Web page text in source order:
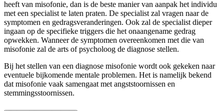
heeft van misofonie, dan is de beste manier van aanpak het individu
met een specialist te laten praten. De specialist zal vragen naar de
symptomen en gedragsveranderingen. Ook zal de specialist dieper
ingaan op de specifieke triggers die het onaangename gedrag
opwekken. Wanneer de symptomen overeenkomen met die van
misofonie zal de arts of psycholoog de diagnose stellen.
Bij het stellen van een diagnose misofonie wordt ook gekeken naar
eventuele bijkomende mentale problemen. Het is namelijk bekend
dat misofonie vaak samengaat met angststoornissen en
stemmingsstoornissen.